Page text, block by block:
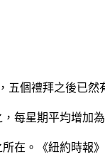
五個禮拜之後已然
每星期平均增加
在。《紐約時